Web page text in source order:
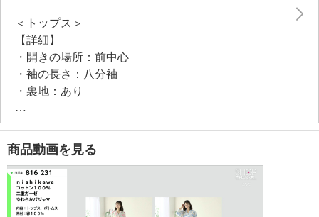
＜トップス＞
【詳細】
・開きの場所：前中心
・袖の長さ：八分袖
・裏地：あり
（背当て部分）
・裾スリット：なし
・肩パット：なし
・ポケット：外側（前）２個
【素材】
・表地：綿１００％
【メンテナンス（絵表示ラベル）】
商品動画を見る